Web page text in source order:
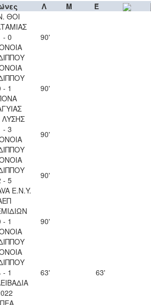
Λ Μ
Έ
ΘΟΙ
- 0
90'
- 1
90'
ΛΥΣΗΣ
- 3
90'
- 5
Ε.Ν.Y.
90'
- 1
90'
- 1
63' 63'